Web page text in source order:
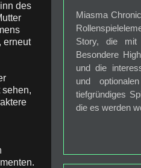
des
erneut
Miasma
Story, die mit
Besondere
und die
und
tiefgründiges
die es werden